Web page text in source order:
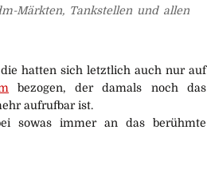
Märkten, Tankstellen und allen
die hatten sich letztlich auch nur auf
bezogen, der damals noch das
aufrufbar ist.
sowas immer an das berühmte